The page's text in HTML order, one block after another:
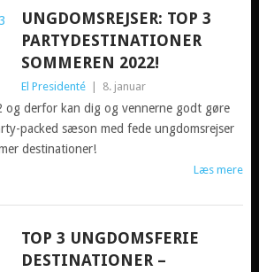
UNGDOMSREJSER: TOP 3
PARTYDESTINATIONER
SOMMEREN 2022!
El Presidenté 8. januar
og derfor kan dig og vennerne godt gøre
packed sæson med fede ungdomsrejser
destinationer!
Læs mere
TOP 3 UNGDOMSFERIE
DESTINATIONER –